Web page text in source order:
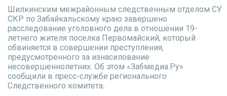
Шилкинским межрайонным следственным отделом СУ
СКР по Забайкальскому краю завершено
расследование уголовного дела в отношении 19-
летнего жителя поселка Первомайский, который
обвиняется в совершении преступления,
предусмотренного за изнасилование
несовершеннолетних. Об этом «Забмедиа.Ру»
сообщили в пресс-службе регионального
Следственного комитета.